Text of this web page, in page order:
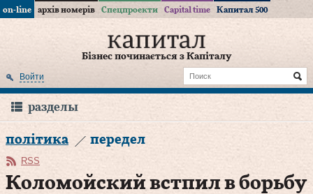
on-line архів номерів Спецпроекти Capital time Капитал 500
Бізнес починається з Капіталу
Войти
разделы
політика передел
RSS
Коломойский встпил в борьбу